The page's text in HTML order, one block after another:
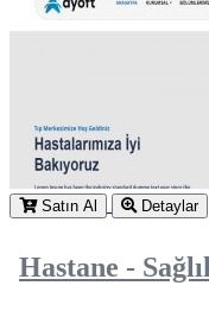
Satın Al Detaylar
Hastane -